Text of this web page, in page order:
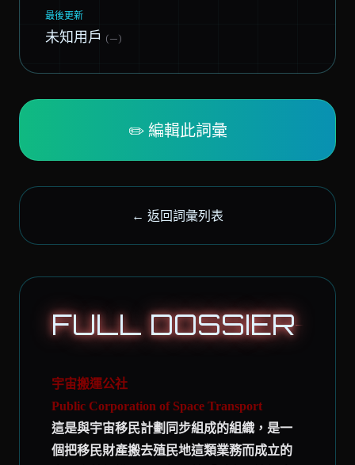
最後更新
未知用戶 (—)
✏️ 編輯此詞彙
← 返回詞彙列表
FULL DOSSIER
宇宙搬運公社
Public Corporation of Space Transport
這是與宇宙移民計劃同步組成的組織，是一
個把移民財產搬去殖民地這類業務而成立的